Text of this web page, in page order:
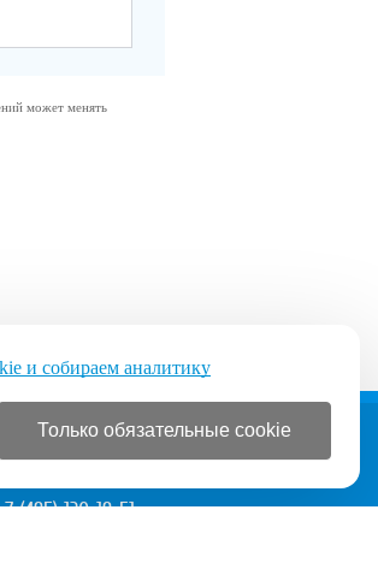
может менять
(495) 120-19-51
и собираем аналитику
Только обязательные cookie